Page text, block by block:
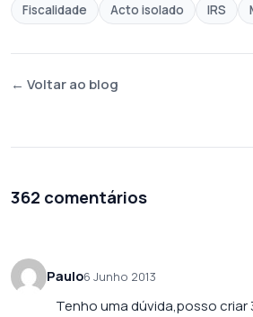
Fiscalidade Acto isolado IRS
← Voltar ao blog
362 comentários
Paulo6 Junho 2013
Tenho uma dúvida,posso